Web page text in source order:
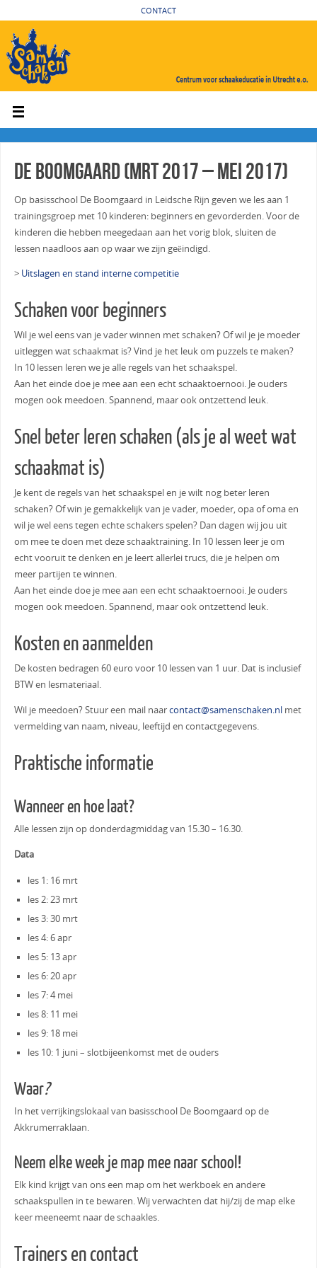
CONTACT
De Boomgaard (mrt 2017 – mei 2017)
Op basisschool De Boomgaard in Leidsche Rijn geven we les aan 1
trainingsgroep met 10 kinderen: beginners en gevorderden. Voor de
kinderen die hebben meegedaan aan het vorig blok, sluiten de
lessen naadloos aan op waar we zijn geëindigd.
> Uitslagen en stand interne competitie
Schaken voor beginners
Wil je wel eens van je vader winnen met schaken? Of wil je je moeder
uitleggen wat schaakmat is? Vind je het leuk om puzzels te maken?
In 10 lessen leren we je alle regels van het schaakspel.
Aan het einde doe je mee aan een echt schaaktoernooi. Je ouders
mogen ook meedoen. Spannend, maar ook ontzettend leuk.
Snel beter leren schaken (als je al weet wat
schaakmat is)
Je kent de regels van het schaakspel en je wilt nog beter leren
schaken? Of win je gemakkelijk van je vader, moeder, opa of oma en
wil je wel eens tegen echte schakers spelen? Dan dagen wij jou uit
om mee te doen met deze schaaktraining. In 10 lessen leer je om
echt vooruit te denken en je leert allerlei trucs, die je helpen om
meer partijen te winnen.
Aan het einde doe je mee aan een echt schaaktoernooi. Je ouders
mogen ook meedoen. Spannend, maar ook ontzettend leuk.
Kosten en aanmelden
De kosten bedragen 60 euro voor 10 lessen van 1 uur. Dat is inclusief
BTW en lesmateriaal.
Wil je meedoen? Stuur een mail naarcontact@samenschaken.nlmet
vermelding van naam, niveau, leeftijd en contactgegevens.
Praktische informatie
Wanneer en hoe laat?
Alle lessen zijn op donderdagmiddag van 15.30 – 16.30.
Data
les 1: 16 mrt
les 2: 23 mrt
les 3: 30 mrt
les 4: 6 apr
les 5: 13 apr
les 6: 20 apr
les 7: 4 mei
les 8: 11 mei
les 9: 18 mei
les 10: 1 juni – slotbijeenkomst met de ouders
Waar?
In het verrijkingslokaal van basisschool De Boomgaard op de
Akkrumerraklaan.
Neem elke week je map mee naar school!
Elk kind krijgt van ons een map om het werkboek en andere
schaakspullen in te bewaren. Wij verwachten dat hij/zij de map elke
keer meeneemt naar de schaakles.
Trainers en contact